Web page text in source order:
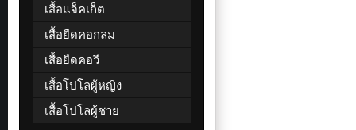
เสื้อแจ็คเก็ต
เสื้อยืดคอกลม
เสื้อยืดคอวี
เสื้อโปโลผู้หญิง
เสื้อโปโลผู้ชาย